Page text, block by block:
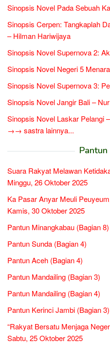
Sinopsis Novel Pada Sebuah
Sinopsis Cerpen: Tangkaplah
– Hilman Hariwijaya
Sinopsis Novel Supernova 2:
Sinopsis Novel Negeri 5
Sinopsis Novel Supernova 3:
Sinopsis Novel Jangir Bali –
Sinopsis Novel Laskar Pelangi
→→ sastra lainnya...
Suara Rakyat Melawan
Minggu, 26 Oktober 2025
Ka Pasar Anyar Meuli
Kamis, 30 Oktober 2025
Pantun Minangkabau (Bagian 8)
Pantun Sunda (Bagian 4)
Pantun Aceh (Bagian 4)
Pantun Mandailing (Bagian 3)
Pantun Mandailing (Bagian 4)
Pantun Kerinci Jambi (Bagian 3)
“Rakyat Bersatu Menjaga
Sabtu, 25 Oktober 2025